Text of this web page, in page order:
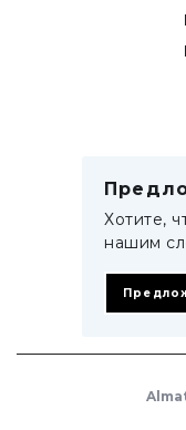
Хотите,
нашим